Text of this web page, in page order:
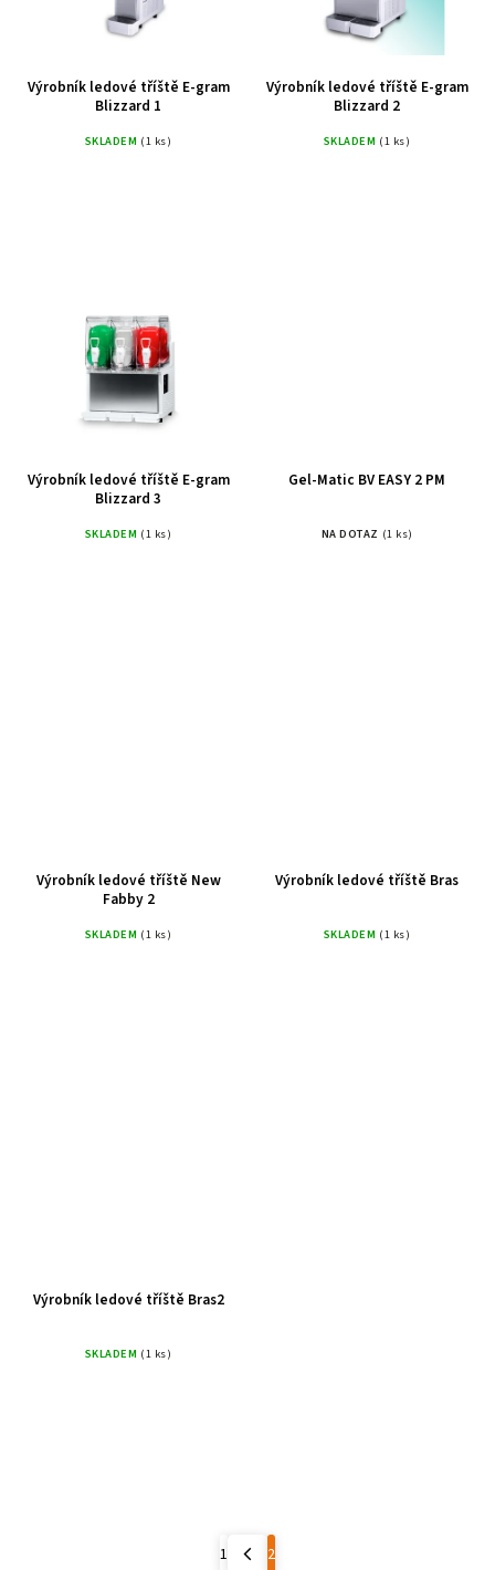
Výrobník ledové tříště E-gram
Blizzard 1
SKLADEM (1 ks)
Výrobník ledové tříště E-gram
Blizzard 2
SKLADEM (1 ks)
Výrobník ledové tříště E-gram
Blizzard 3
SKLADEM (1 ks)
Gel-Matic BV EASY 2 PM
NA DOTAZ (1 ks)
Výrobník ledové tříště New
Fabby 2
SKLADEM (1 ks)
Výrobník ledové tříště Bras
SKLADEM (1 ks)
Výrobník ledové tříště Bras2
SKLADEM (1 ks)
1
2